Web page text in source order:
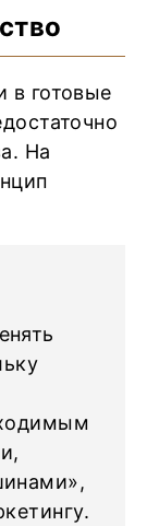
в готовые
На